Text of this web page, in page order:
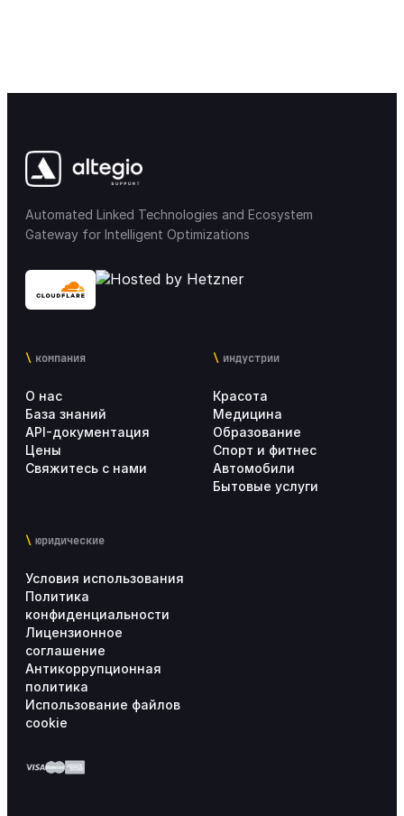
Automated Linked Technologies and Ecosystem
Gateway for Intelligent Optimizations
компания
О нас
База знаний
API-документация
Цены
Свяжитесь с нами
индустрии
Красота
Медицина
Образование
Спорт и фитнес
Автомобили
Бытовые услуги
юридические
Условия использования
Политика
конфиденциальности
Лицензионное
соглашение
Антикоррупционная
политика
Использование файлов
cookie